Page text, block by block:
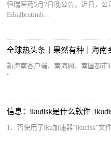
恒瑞医药5月7日晚公告，近日，公
Edralbrutinib...
新海南客户端、南海网、南国都市
“...
信息：ikudisk是什么软件
1、否使用了iku加速器“ikudisk”文